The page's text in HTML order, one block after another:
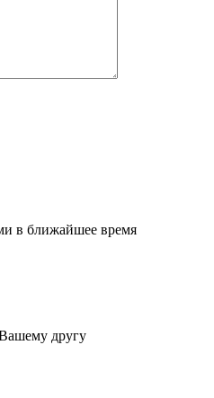
в ближайшее время
другу